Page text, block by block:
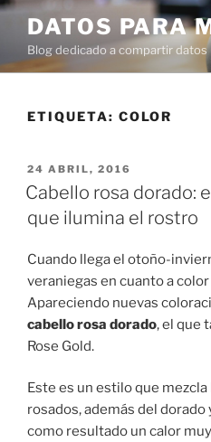
Ir
contenido
DATOS PARA
Blog dedicado a compartir datos
ETIQUETA: COLOR
PUBLICADO
EN
24 ABRIL, 2016
Cabello rosa dorado:
que ilumina el rostro
Cuando llega el otoño-
veraniegas en cuanto a
Apareciendo nuevas
cabello rosa dorado, el que
Rose Gold.
Este es un estilo que
rosados, además del
como resultado un calor